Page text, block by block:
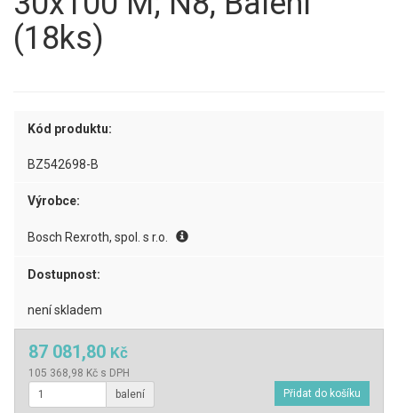
(18ks)
Kód produktu:
BZ542698-B
Výrobce:
Bosch Rexroth, spol. s r.o.
Dostupnost:
není skladem
87 081,80 Kč
105 368,98 Kč s DPH
balení